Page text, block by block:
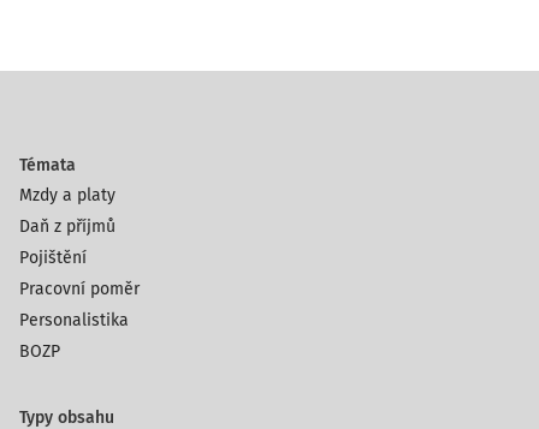
Témata
Mzdy a platy
Daň z příjmů
Pojištění
Pracovní poměr
Personalistika
BOZP
Typy obsahu